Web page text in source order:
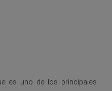
es uno de los principales